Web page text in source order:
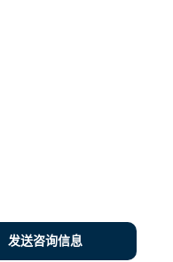
发送咨询信息